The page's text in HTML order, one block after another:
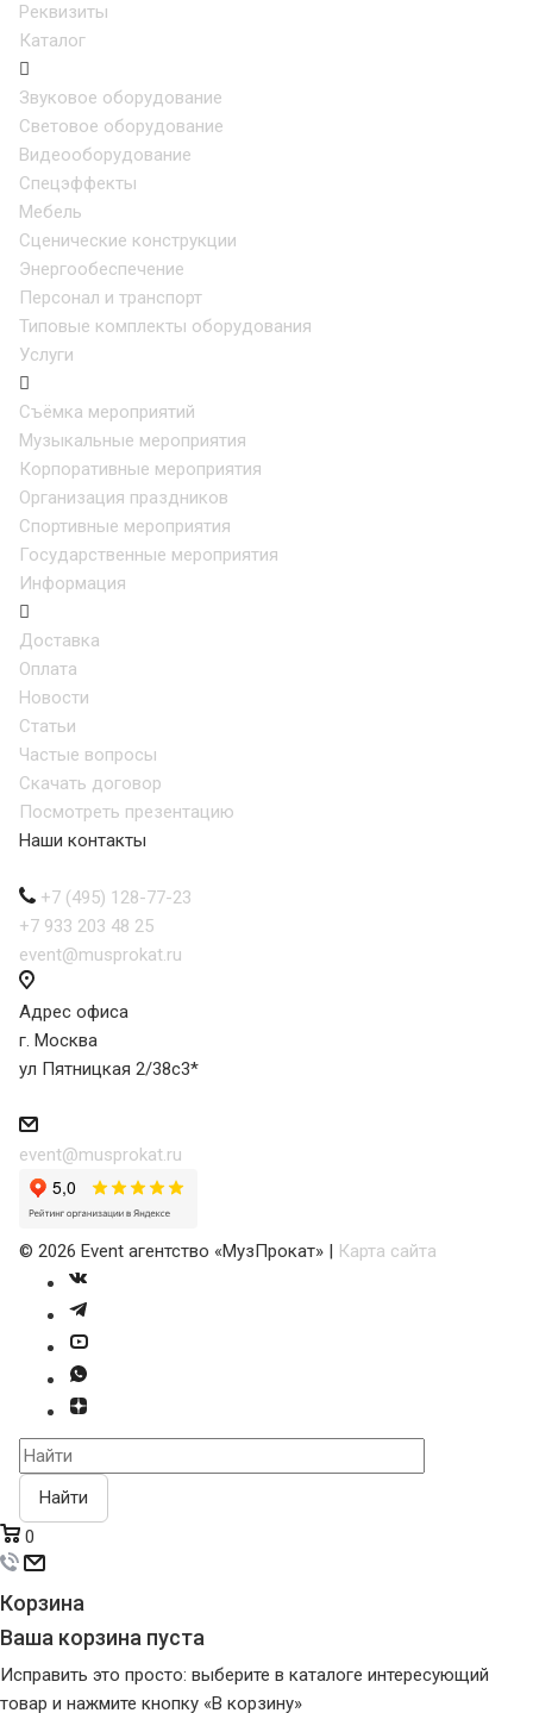
Реквизиты
Каталог
Звуковое оборудование
Световое оборудование
Видеооборудование
Спецэффекты
Мебель
Сценические конструкции
Энергообеспечение
Персонал и транспорт
Типовые комплекты оборудования
Услуги
Съёмка мероприятий
Музыкальные мероприятия
Корпоративные мероприятия
Организация праздников
Спортивные мероприятия
Государственные мероприятия
Информация
Доставка
Оплата
Новости
Статьи
Частые вопросы
Скачать договор
Посмотреть презентацию
Наши контакты
+7 (495) 128-77-23
+7 933 203 48 25
event@musprokat.ru
Адрес офиса
г. Москва
ул Пятницкая 2/38с3*
event@musprokat.ru
© 2026 Event агентство «МузПрокат» | Карта сайта
Найти
0
Корзина
Ваша корзина пуста
Исправить это просто: выберите в каталоге интересующий
товар и нажмите кнопку «В корзину»